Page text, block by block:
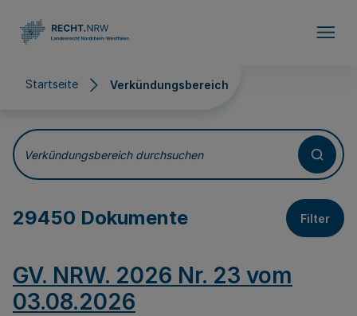
Startseite Verkündungsbereich
Verkündungsbereich
Verkündungsbereich durchsuchen
29450 Dokumente Filter
GV. NRW. 2026 Nr. 23 vom
03.08.2026